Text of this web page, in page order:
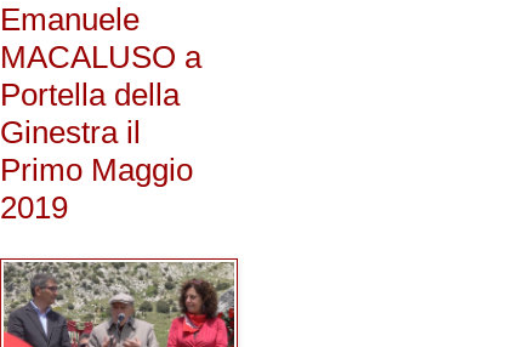
Emanuele
MACALUSO a
Portella della
Ginestra il
Primo Maggio
2019